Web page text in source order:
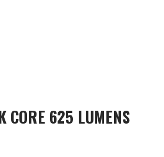
CORE 625 LUMENS